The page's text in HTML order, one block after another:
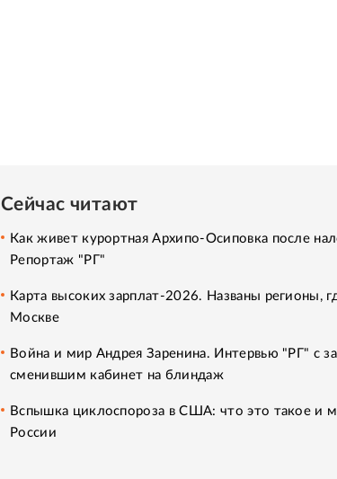
Сейчас читают
Как живет курортная Архипо-Осиповка после
Репортаж "РГ"
Карта высоких зарплат-2026. Названы регионы,
Москве
Война и мир Андрея Заренина. Интервью "РГ" с
сменившим кабинет на блиндаж
Вспышка циклоспороза в США: что это такое и
России